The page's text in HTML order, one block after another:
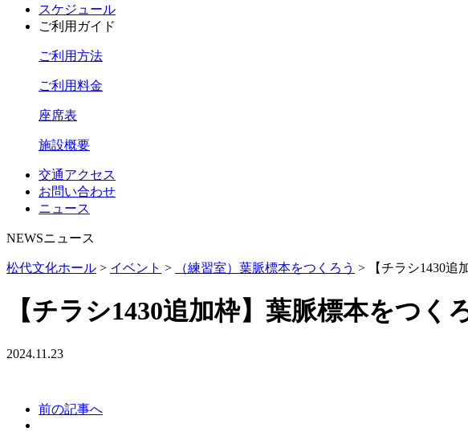
スケジュール
ご利用ガイド
ご利用方法
ご利用料金
座席表
施設概要
交通アクセス
お問い合わせ
ニュース
NEWSニュース
松代文化ホール > イベント > （練習室）葉脈標本をつくろう > 【チラシ1430追
【チラシ1430追加枠】葉脈標本をつく
2024.11.23
前の記事へ